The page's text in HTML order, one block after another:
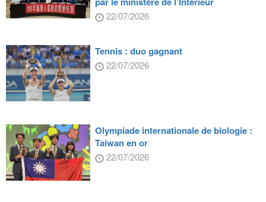
22/07/2026
Tennis : duo gagnant
22/07/2026
Olympiade internationale de biologie :
Taiwan en or
22/07/2026